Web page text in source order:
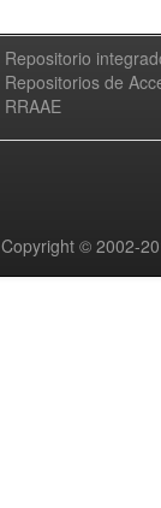
Repositorio
Repositorios de
RRAAE
Copyright © 2002-